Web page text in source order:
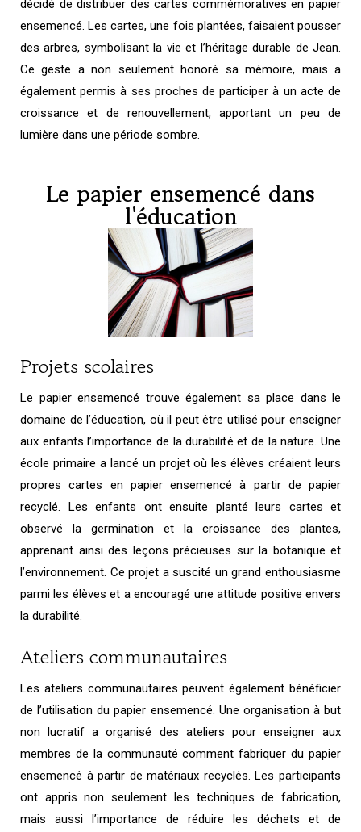
décidé de distribuer des cartes commémoratives en papier
ensemencé. Les cartes, une fois plantées, faisaient pousser
des arbres, symbolisant la vie et l’héritage durable de Jean.
Ce geste a non seulement honoré sa mémoire, mais a
également permis à ses proches de participer à un acte de
croissance et de renouvellement, apportant un peu de
lumière dans une période sombre.
Le papier ensemencé dans
l'éducation
Projets scolaires
Le papier ensemencé trouve également sa place dans le
domaine de l’éducation, où il peut être utilisé pour enseigner
aux enfants l’importance de la durabilité et de la nature. Une
école primaire a lancé un projet où les élèves créaient leurs
propres cartes en papier ensemencé à partir de papier
recyclé. Les enfants ont ensuite planté leurs cartes et
observé la germination et la croissance des plantes,
apprenant ainsi des leçons précieuses sur la botanique et
l’environnement. Ce projet a suscité un grand enthousiasme
parmi les élèves et a encouragé une attitude positive envers
la durabilité.
Ateliers communautaires
Les ateliers communautaires peuvent également bénéficier
de l’utilisation du papier ensemencé. Une organisation à but
non lucratif a organisé des ateliers pour enseigner aux
membres de la communauté comment fabriquer du papier
ensemencé à partir de matériaux recyclés. Les participants
ont appris non seulement les techniques de fabrication,
mais aussi l’importance de réduire les déchets et de